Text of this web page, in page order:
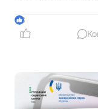
заборону
автомобілях
3